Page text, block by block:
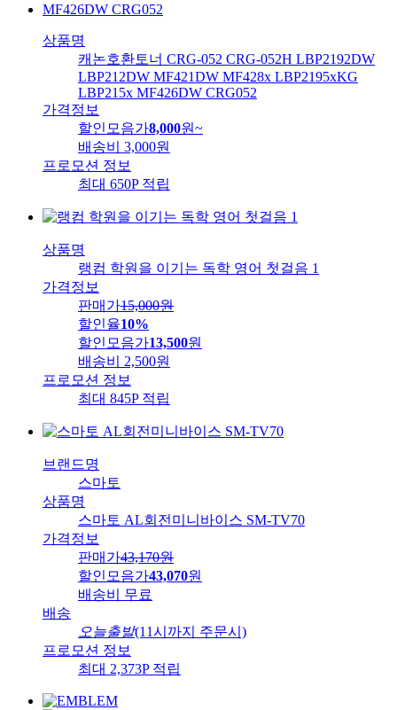
상품명
캐논호환토너 CRG-052 CRG-052H LBP2192DW
LBP212DW MF421DW MF428x LBP2195xKG
LBP215x MF426DW CRG052
가격정보
할인모음가8,000원~
배송비
3,000원
프로모션 정보
최대 650P 적립
상품명
랭컴 학원을 이기는 독학 영어 첫걸음 1
가격정보
판매가15,000원
할인율10%
할인모음가13,500원
배송비
2,500원
프로모션 정보
최대 845P 적립
브랜드명
스마토
상품명
스마토 AL회전미니바이스 SM-TV70
가격정보
판매가43,170원
할인모음가43,070원
배송비
무료
배송
오늘출발(11시까지 주문시)
프로모션 정보
최대 2,373P 적립